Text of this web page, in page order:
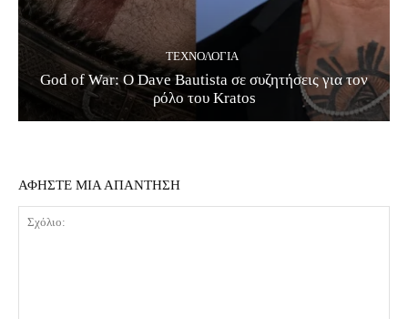
ΤΕΧΝΟΛΟΓΊΑ
God of War: Ο Dave Bautista σε συζητήσεις για τον
ρόλο του Kratos
ΑΦΗΣΤΕ ΜΙΑ ΑΠΑΝΤΗΣΗ